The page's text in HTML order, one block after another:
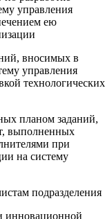
управления
ею
вносимых в
управления
технологических
планом заданий,
выполненных
при
на систему
подразделения
инновационной